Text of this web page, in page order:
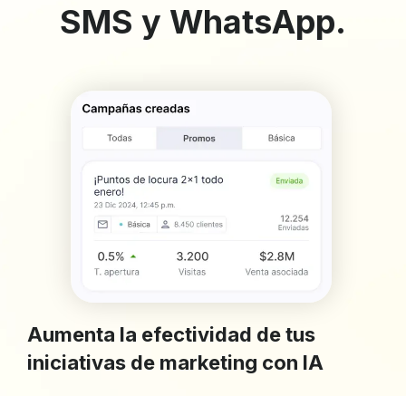
SMS y WhatsApp.
Aumenta la efectividad de tus
iniciativas de marketing con IA